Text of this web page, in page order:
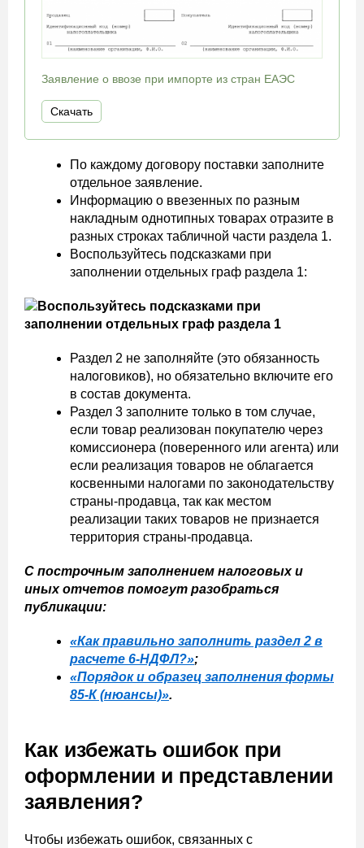
Заявление о ввозе при импорте из стран ЕАЭС
Скачать
По каждому договору поставки заполните
отдельное заявление.
Информацию о ввезенных по разным
накладным однотипных товарах отразите в
разных строках табличной части раздела 1.
Воспользуйтесь подсказками при
заполнении отдельных граф раздела 1:
Раздел 2 не заполняйте (это обязанность
налоговиков), но обязательно включите его
в состав документа.
Раздел 3 заполните только в том случае,
если товар реализован покупателю через
комиссионера (поверенного или агента) или
если реализация товаров не облагается
косвенными налогами по законодательству
страны-продавца, так как местом
реализации таких товаров не признается
территория страны-продавца.
С построчным заполнением налоговых и
иных отчетов помогут разобраться
публикации:
«Как правильно заполнить раздел 2 в
расчете 6-НДФЛ?»;
«Порядок и образец заполнения формы
85-К (нюансы)».
Как избежать ошибок при
оформлении и представлении
заявления?
Чтобы избежать ошибок, связанных с